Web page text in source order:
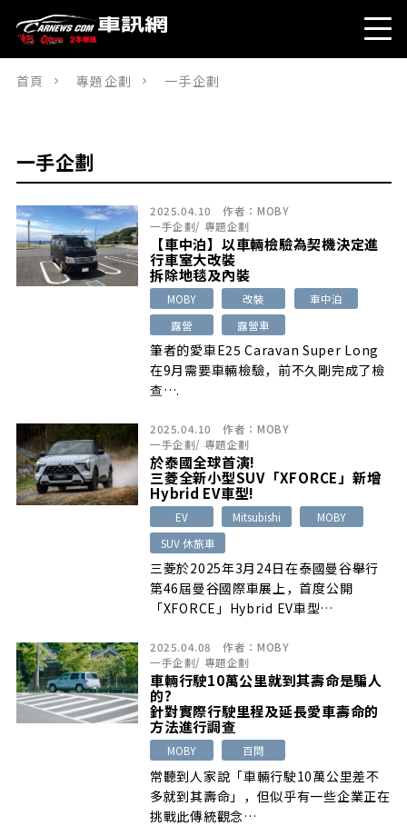
首頁 專題企劃 一手企劃
一手企劃
2025.04.10 作者： MOBY
一手企劃/ 專題企劃
【車中泊】以車輛檢驗為契機決定進
行車室大改裝
拆除地毯及內裝
MOBY 改裝
車中泊
露營
露營車
筆者的愛車E25 Caravan Super Long
在9月需要車輛檢驗，前不久剛完成了檢
查….
2025.04.10 作者： MOBY
一手企劃/ 專題企劃
於泰國全球首演!
三菱全新小型SUV「XFORCE」新增
Hybrid EV車型!
EV Mitsubishi
MOBY
SUV 休旅車
三菱於2025年3月24日在泰國曼谷舉行
第46屆曼谷國際車展上，首度公開
「XFORCE」Hybrid EV車型…
2025.04.08 作者： MOBY
一手企劃/ 專題企劃
車輛行駛10萬公里就到其壽命是騙人
的?
針對實際行駛里程及延長愛車壽命的
方法進行調查
MOBY 百問
常聽到人家說「車輛行駛10萬公里差不
多就到其壽命」，但似乎有一些企業正在
挑戰此傳統觀念…